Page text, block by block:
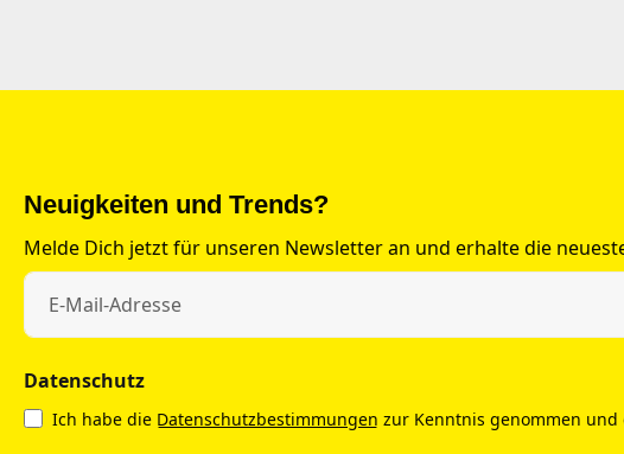
Neuigkeiten und Trends?
Melde Dich jetzt für unseren Newsletter an und erhalte die
Datenschutz
Ich habe die Datenschutzbestimmungen zur Kenntnis genommen und